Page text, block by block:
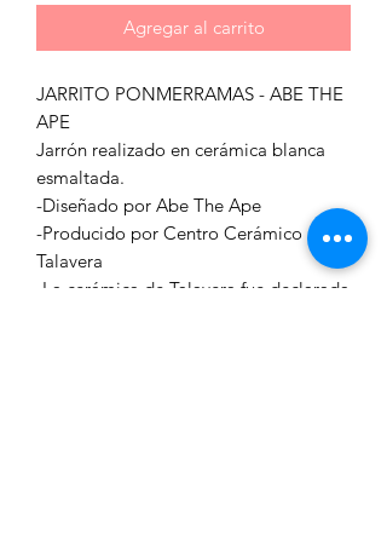
Agregar al carrito
JARRITO PONMERRAMAS - ABE THE
APE
Jarrón realizado en cerámica blanca
esmaltada.
-Diseñado por Abe The Ape
-Producido por Centro Cerámico
Talavera
-La cerámica de Talavera fue declarada